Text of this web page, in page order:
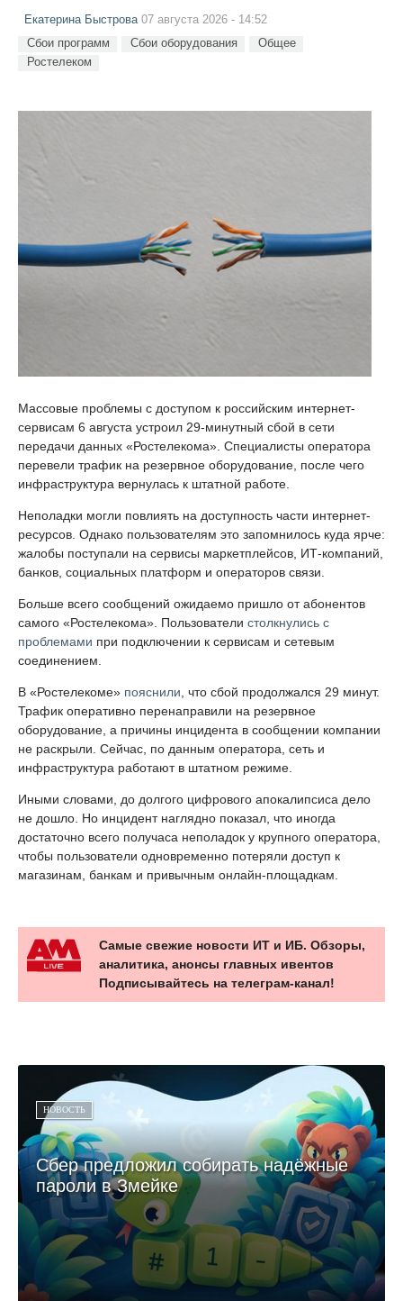
Екатерина Быстрова07 августа 2026 - 14:52
Сбои программ Сбои оборудования
Общее
Ростелеком
Массовые проблемы с доступом к российским интернет-
сервисам 6 августа устроил 29-минутный сбой в сети
передачи данных «Ростелекома». Специалисты оператора
перевели трафик на резервное оборудование, после чего
инфраструктура вернулась к штатной работе.
Неполадки могли повлиять на доступность части интернет-
ресурсов. Однако пользователям это запомнилось куда ярче:
жалобы поступали на сервисы маркетплейсов, ИТ-компаний,
банков, социальных платформ и операторов связи.
Больше всего сообщений ожидаемо пришло от абонентов
самого «Ростелекома». Пользователи столкнулись с
проблемами при подключении к сервисам и сетевым
соединением.
В «Ростелекоме» пояснили , что сбой продолжался 29 минут.
Трафик оперативно перенаправили на резервное
оборудование, а причины инцидента в сообщении компании
не раскрыли. Сейчас, по данным оператора, сеть и
инфраструктура работают в штатном режиме.
Иными словами, до долгого цифрового апокалипсиса дело
не дошло. Но инцидент наглядно показал, что иногда
достаточно всего получаса неполадок у крупного оператора,
чтобы пользователи одновременно потеряли доступ к
магазинам, банкам и привычным онлайн-площадкам.
Самые свежие новости ИТ и ИБ. Обзоры,
аналитика, анонсы главных ивентов
Подписывайтесь на телеграм-канал!
НОВОСТЬ
Сбер предложил собирать надёжные
пароли в Змейке